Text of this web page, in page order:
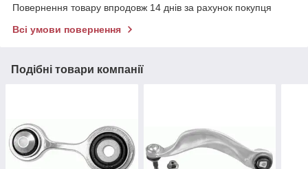
Повернення товару впродовж 14 днів за рахунок покупця
Всі умови повернення
Подібні товари компанії